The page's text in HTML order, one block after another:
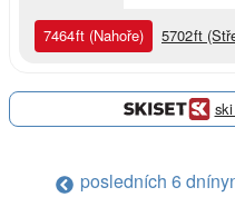
7464ft (Nahoře) 5702ft
posledních 6 dní